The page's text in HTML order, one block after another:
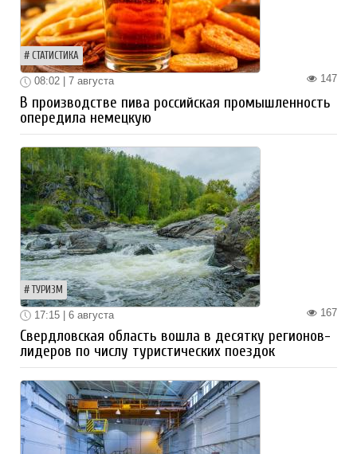
СТАТИСТИКА
147
08:02 | 7 августа
В производстве пива российская промышленность
опередила немецкую
ТУРИЗМ
167
17:15 | 6 августа
Свердловская область вошла в десятку регионов-
лидеров по числу туристических поездок